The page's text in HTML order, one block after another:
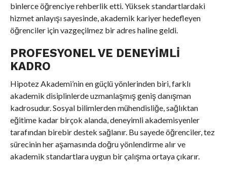
binlerce öğrenciye rehberlik etti. Yüksek standartlardaki
hizmet anlayışı sayesinde, akademik kariyer hedefleyen
öğrenciler için vazgeçilmez bir adres haline geldi.
PROFESYONEL VE DENEYIMLI
KADRO
Hipotez Akademi’nin en güçlü yönlerinden biri, farklı
akademik disiplinlerde uzmanlaşmış geniş danışman
kadrosudur. Sosyal bilimlerden mühendisliğe, sağlıktan
eğitime kadar birçok alanda, deneyimli akademisyenler
tarafından birebir destek sağlanır. Bu sayede öğrenciler, tez
sürecinin her aşamasında doğru yönlendirme alır ve
akademik standartlara uygun bir çalışma ortaya çıkarır.